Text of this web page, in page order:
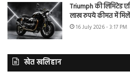
Triumph की लिमिटेड
लाख रुपये कीमत में
16 July 2026 - 3:17 PM
खेत खलिहान